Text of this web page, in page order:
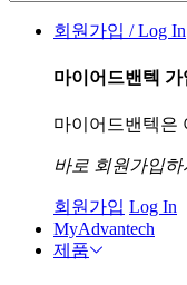
회원가입 / Log In
마이어드밴텍 가
마이어드밴텍은
바로 회원가입
회원가입 Log In
MyAdvantech
제품